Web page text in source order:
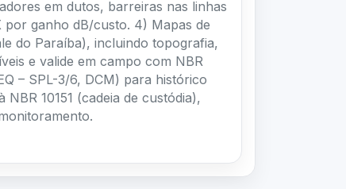
por ganho dB/custo. 4) Mapas de
do Paraíba), incluindo topografia,
e valide em campo com NBR
– SPL-3/6, DCM) para histórico
10151 (cadeia de custódia),